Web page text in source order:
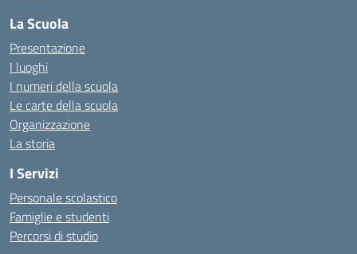
La Scuola
Presentazione
I luoghi
I numeri della scuola
Le carte della scuola
Organizzazione
La storia
I Servizi
Personale scolastico
Famiglie e studenti
Percorsi di studio